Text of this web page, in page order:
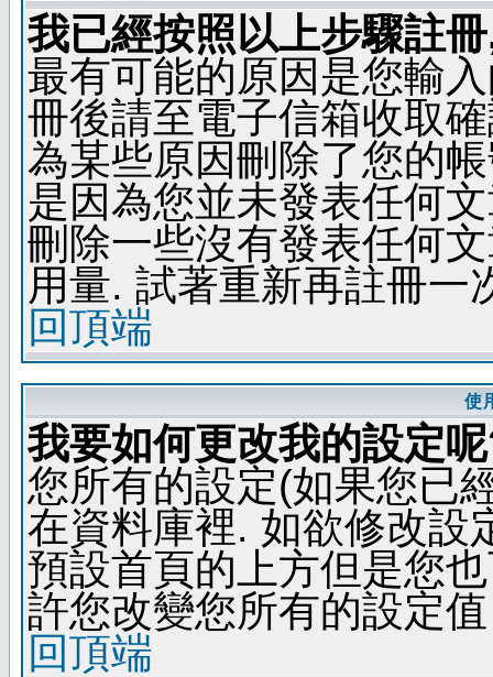
我已經按照以上步驟註
最有可能的原因是您輸
冊後請至電子信箱收取
為某些原因刪除了您的
是因為您並未發表任何
刪除一些沒有發表任何
用量. 試著重新再註冊一
回頂端
使
我要如何更改我的設定
您所有的設定(如果您已
在資料庫裡. 如欲修改設
預設首頁的上方但是您
許您改變您所有的設定值
回頂端